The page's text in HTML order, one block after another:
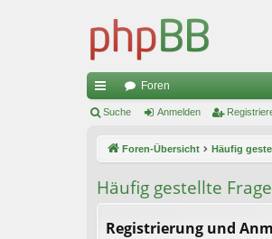
ch
ug
Foren
Suche Anmelden
Foren-Übersicht Häufig
Häufig gestellte
Registrierung und